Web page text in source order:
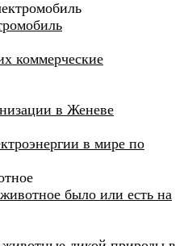
коммерческие
в Женеве
в мире по
было или есть на